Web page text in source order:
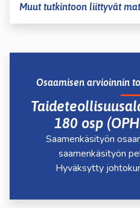
Muut tutkintoon liittyvät
Osaamisen arvioinnin
180 osp
Saamenkäsityön
saamenkäsityön
Hyväksytty